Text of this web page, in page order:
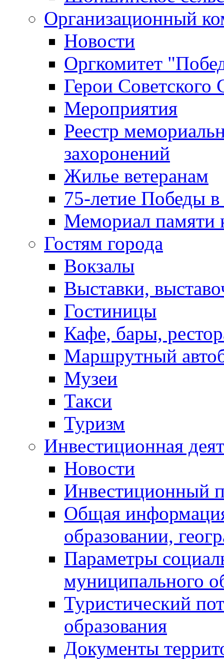
Организационный
Новости
Оргкомитет
Герои Советского
Мероприятия
Реестр
захоронений
Жилье ветеранам
75-летие Победы
Мемориал памяти
Гостям города
Вокзалы
Выставки,
Гостиницы
Кафе, бары,
Маршрутный
Музеи
Такси
Туризм
Инвестиционная
Новости
Инвестиционный
Общая
образовании,
Параметры
муниципального
Туристический
образования
Документы